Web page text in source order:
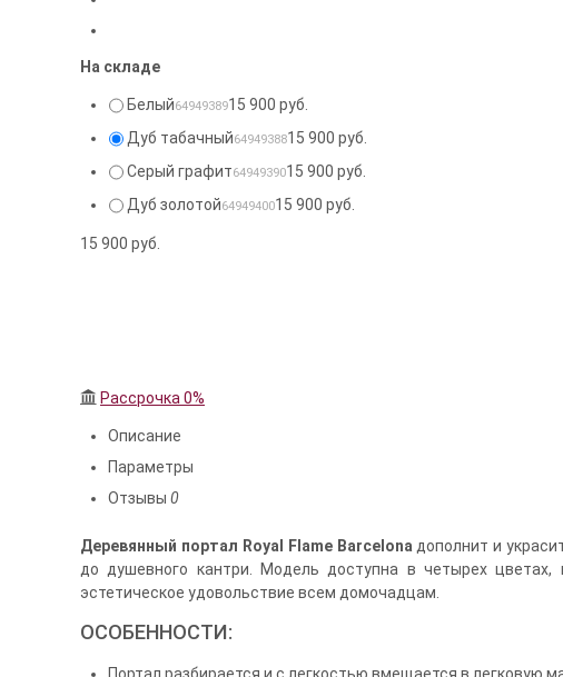
На складе
Белый6494938915 900 руб.
Дуб табачный6494938815 900 руб.
Серый графит6494939015 900 руб.
Дуб золотой6494940015 900 руб.
15 900 руб.
Рассрочка 0%
Описание
Параметры
Отзывы 0
Деревянный портал Royal Flame Barcelona дополнит и
до душевного кантри. Модель доступна в четырех
эстетическое удовольствие всем домочадцам.
ОСОБЕННОСТИ:
Портал разбирается и с легкостью вмещается в легковую